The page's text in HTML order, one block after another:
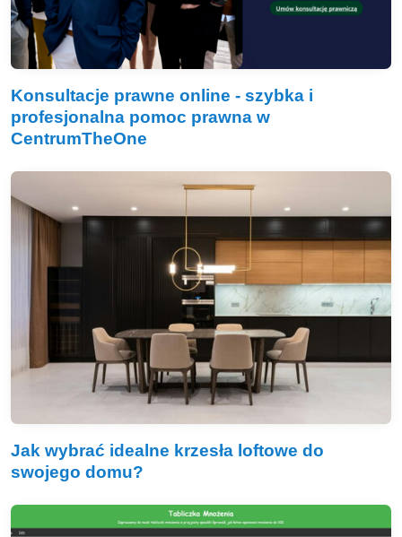
Konsultacje prawne online - szybka i
profesjonalna pomoc prawna w
CentrumTheOne
Jak wybrać idealne krzesła loftowe do
swojego domu?